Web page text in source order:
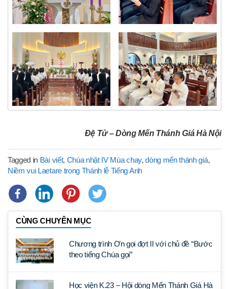
Đệ Tử – Dòng Mến Thánh Giá Hà Nội
Tagged in Bài viết, Chúa nhật IV Mùa chay,dòng mến thánh giá,
Niềm vui Laetare trong Thánh lễ Tiếng Anh
CÙNG CHUYÊN MỤC
Chương trình Ơn gọi đợt II với chủ đề “Bước
theo tiếng Chúa gọi”
Học viện K.23 – Hội dòng Mến Thánh Giá Hà